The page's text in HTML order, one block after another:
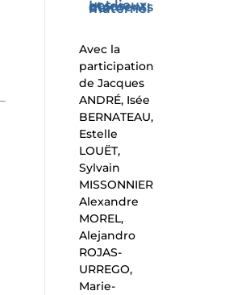
Les lieux et les moments du maternel
Avec la
participation
de Jacques
ANDRÉ, Isée
BERNATEAU,
Estelle
LOUËT,
Sylvain
MISSONNIER
Alexandre
MOREL,
Alejandro
ROJAS-
URREGO,
Marie-